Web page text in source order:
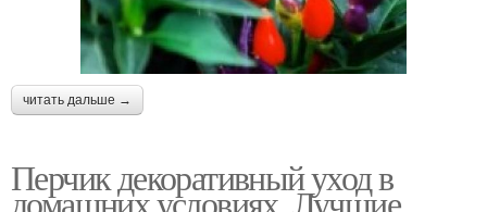
читать дальше →
Перчик декоративный уход в